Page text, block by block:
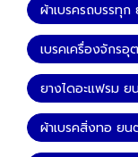
ผ้าเบรครถบรรทุ
เบรคเครื่องจักร
ยางไดอะแฟรม
ผ้าเบรคสิ่งทอ ย